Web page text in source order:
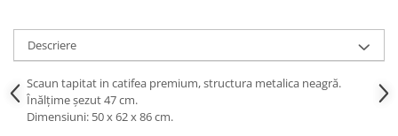
Descriere
Scaun tapitat in catifea premium, structura metalica neagră.
Înălțime șezut 47 cm.
Dimensiuni: 50 x 62 x 86 cm.